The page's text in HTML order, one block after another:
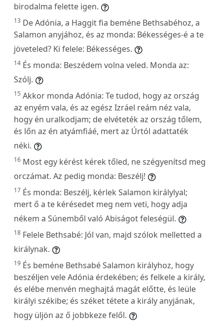
birodalma felette igen.
13 De Adónia, a Haggit fia beméne Bethsabéhoz, a
Salamon anyjához, és az monda: Békességes-é a te
jöveteled? Ki felele: Békességes.
14 És monda: Beszédem volna veled. Monda az:
Szólj.
15 Akkor monda Adónia: Te tudod, hogy az ország
az enyém vala, és az egész Izráel reám néz vala,
hogy én uralkodjam; de elvéteték az ország tőlem,
és lőn az én atyámfiáé, mert az Úrtól adattaték
néki.
16 Most egy kérést kérek tőled, ne szégyenítsd meg
orczámat. Az pedig monda: Beszélj!
17 És monda: Beszélj, kérlek Salamon királylyal;
mert ő a te kérésedet meg nem veti, hogy adja
nékem a Súnemből való Abiságot feleségül.
18 Felele Bethsabé: Jól van, majd szólok melletted a
királynak.
19 És beméne Bethsabé Salamon királyhoz, hogy
beszéljen vele Adónia érdekében; és felkele a király,
és elébe menvén meghajtá magát előtte, és leüle
királyi székibe; és széket tétete a király anyjának,
hogy üljön az ő jobbkeze felől.